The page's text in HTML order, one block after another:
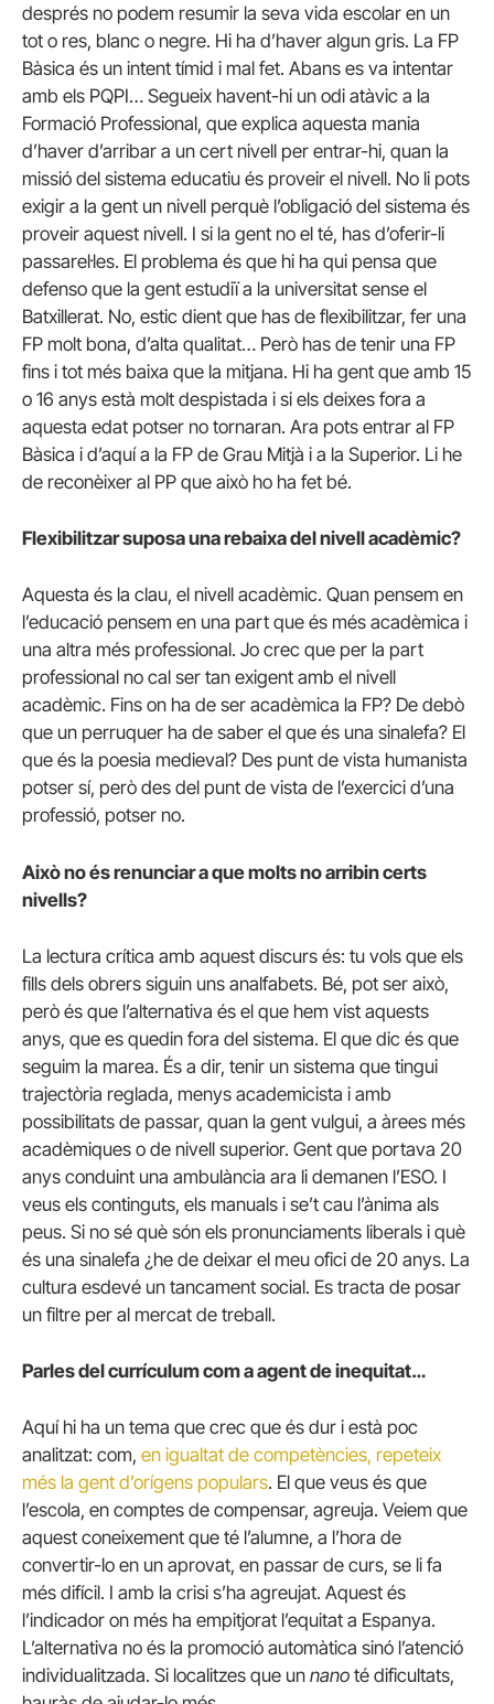
després no podem resumir la seva vida escolar en un
tot o res, blanc o negre. Hi ha d’haver algun gris. La FP
Bàsica és un intent tímid i mal fet. Abans es va intentar
amb els PQPI… Segueix havent-hi un odi atàvic a la
Formació Professional, que explica aquesta mania
d’haver d’arribar a un cert nivell per entrar-hi, quan la
missió del sistema educatiu és proveir el nivell. No li pots
exigir a la gent un nivell perquè l’obligació del sistema és
proveir aquest nivell. I si la gent no el té, has d’oferir-li
passarel·les. El problema és que hi ha qui pensa que
defenso que la gent estudiï a la universitat sense el
Batxillerat. No, estic dient que has de flexibilitzar, fer una
FP molt bona, d’alta qualitat… Però has de tenir una FP
fins i tot més baixa que la mitjana. Hi ha gent que amb 15
o 16 anys està molt despistada i si els deixes fora a
aquesta edat potser no tornaran. Ara pots entrar al FP
Bàsica i d’aquí a la FP de Grau Mitjà i a la Superior. Li he
de reconèixer al PP que això ho ha fet bé.
Flexibilitzar suposa una rebaixa del nivell acadèmic?
Aquesta és la clau, el nivell acadèmic. Quan pensem en
l’educació pensem en una part que és més acadèmica i
una altra més professional. Jo crec que per la part
professional no cal ser tan exigent amb el nivell
acadèmic. Fins on ha de ser acadèmica la FP? De debò
que un perruquer ha de saber el que és una sinalefa? El
que és la poesia medieval? Des punt de vista humanista
potser sí, però des del punt de vista de l’exercici d’una
professió, potser no.
Això no és renunciar a que molts no arribin certs
nivells?
La lectura crítica amb aquest discurs és: tu vols que els
fills dels obrers siguin uns analfabets. Bé, pot ser això,
però és que l’alternativa és el que hem vist aquests
anys, que es quedin fora del sistema. El que dic és que
seguim la marea. És a dir, tenir un sistema que tingui
trajectòria reglada, menys academicista i amb
possibilitats de passar, quan la gent vulgui, a àrees més
acadèmiques o de nivell superior. Gent que portava 20
anys conduint una ambulància ara li demanen l’ESO. I
veus els continguts, els manuals i se’t cau l’ànima als
peus. Si no sé què són els pronunciaments liberals i què
és una sinalefa ¿he de deixar el meu ofici de 20 anys. La
cultura esdevé un tancament social. Es tracta de posar
un filtre per al mercat de treball.
Parles del currículum com a agent de inequitat…
Aquí hi ha un tema que crec que és dur i està poc
analitzat: com, en igualtat de competències, repeteix
més la gent d’orígens populars. El que veus és que
l’escola, en comptes de compensar, agreuja. Veiem que
aquest coneixement que té l’alumne, a l’hora de
convertir-lo en un aprovat, en passar de curs, se li fa
més difícil. I amb la crisi s’ha agreujat. Aquest és
l’indicador on més ha empitjorat l’equitat a Espanya.
L’alternativa no és la promoció automàtica sinó l’atenció
individualitzada. Si localitzes que un nano té dificultats,